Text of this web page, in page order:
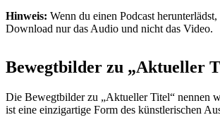
Hinweis: Wenn du einen Podcast
Download nur das Audio und nicht das Video.
Bewegtbilder zu „Aktueller
Die Bewegtbilder zu „Aktueller Titel“ nennen
ist eine einzigartige Form des künstlerischen